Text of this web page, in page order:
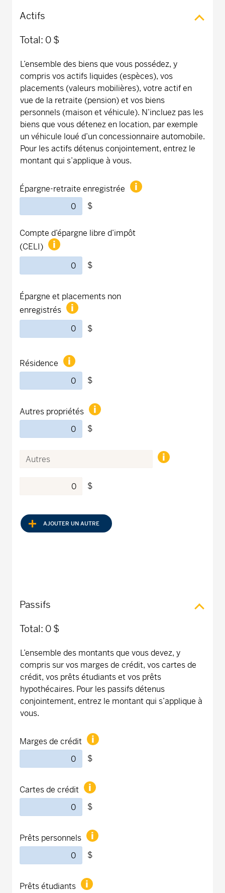
Actifs
Total: 0 $
L’ensemble des biens que vous possédez, y
compris vos actifs liquides (espèces), vos
placements (valeurs mobilières), votre actif en
vue de la retraite (pension) et vos biens
personnels (maison et véhicule). N’incluez pas les
biens que vous détenez en location, par exemple
un véhicule loué d’un concessionnaire automobile.
Pour les actifs détenus conjointement, entrez le
montant qui s’applique à vous.
Épargne-retraite enregistrée
$
Compte d’épargne libre d’impôt
(CELI)
$
Épargne et placements non
enregistrés
$
Résidence
$
Autres propriétés
$
$
AJOUTER UN AUTRE
Passifs
Total: 0 $
L’ensemble des montants que vous devez, y
compris sur vos marges de crédit, vos cartes de
crédit, vos prêts étudiants et vos prêts
hypothécaires. Pour les passifs détenus
conjointement, entrez le montant qui s’applique à
vous.
Marges de crédit
$
Cartes de crédit
$
Prêts personnels
$
Prêts étudiants